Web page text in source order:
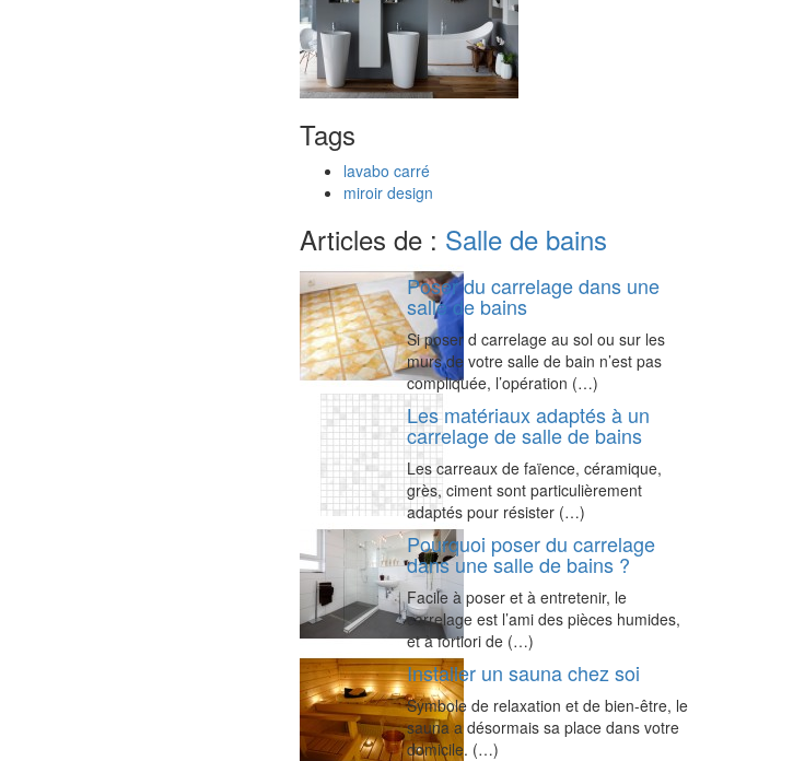
Tags
lavabo carré
miroir design
Articles de : Salle de bains
Poser du carrelage dans une
salle de bains
Si poser d carrelage au sol ou sur les
murs de votre salle de bain n’est pas
compliquée, l’opération (…)
Les matériaux adaptés à un
carrelage de salle de bains
Les carreaux de faïence, céramique,
grès, ciment sont particulièrement
adaptés pour résister (…)
Pourquoi poser du carrelage
dans une salle de bains ?
Facile à poser et à entretenir, le
carrelage est l’ami des pièces humides,
et à fortiori de (…)
Installer un sauna chez soi
Symbole de relaxation et de bien-être, le
sauna a désormais sa place dans votre
domicile. (…)